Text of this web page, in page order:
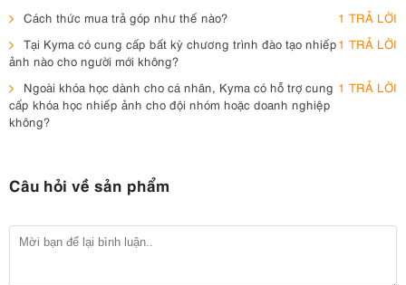
Cách thức mua trả góp như thế nào?
1 TRẢ LỜI
Tại Kyma có cung cấp bất kỳ chương trình đào tạo nhiếp
ảnh nào cho người mới không?
1 TRẢ LỜI
Ngoài khóa học dành cho cá nhân, Kyma có hỗ trợ cung
cấp khóa học nhiếp ảnh cho đội nhóm hoặc doanh nghiệp
không?
1 TRẢ LỜI
Câu hỏi về sản phẩm